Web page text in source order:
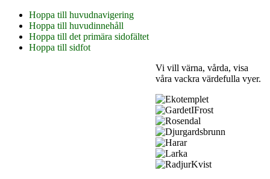
Hoppa till huvudnavigering
Hoppa till huvudinnehåll
Hoppa till det primära sidofältet
Hoppa till sidfot
Vi vill värna, vårda, visa
våra vackra värdefulla vyer.